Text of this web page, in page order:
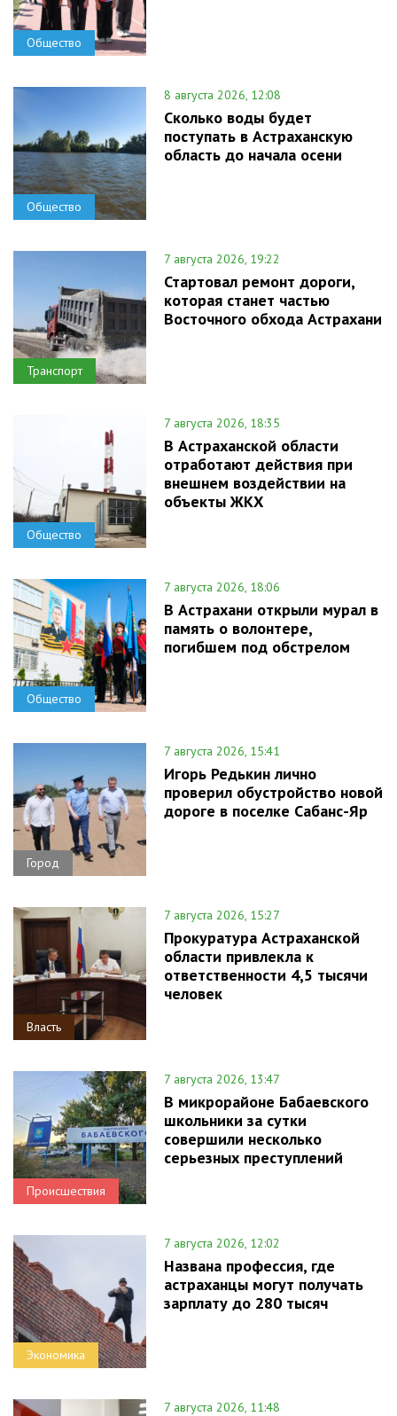
Общество
Общество
8 августа 2026, 12:08
Сколько воды будет
поступать в Астраханскую
область до начала осени
Транспорт
7 августа 2026, 19:22
Стартовал ремонт дороги,
которая станет частью
Восточного обхода Астрахани
Общество
7 августа 2026, 18:35
В Астраханской области
отработают действия при
внешнем воздействии на
объекты ЖКХ
Общество
7 августа 2026, 18:06
В Астрахани открыли мурал в
память о волонтере,
погибшем под обстрелом
Город
7 августа 2026, 15:41
Игорь Редькин лично
проверил обустройство новой
дороге в поселке Сабанс-Яр
Власть
7 августа 2026, 15:27
Прокуратура Астраханской
области привлекла к
ответственности 4,5 тысячи
человек
Происшествия
7 августа 2026, 13:47
В микрорайоне Бабаевского
школьники за сутки
совершили несколько
серьезных преступлений
Экономика
7 августа 2026, 12:02
Названа профессия, где
астраханцы могут получать
зарплату до 280 тысяч
7 августа 2026, 11:48